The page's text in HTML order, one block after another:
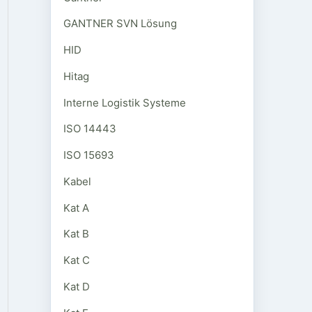
GANTNER SVN Lösung
HID
Hitag
Interne Logistik Systeme
ISO 14443
ISO 15693
Kabel
Kat A
Kat B
Kat C
Kat D